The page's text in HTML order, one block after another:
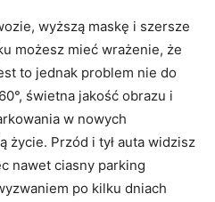
wyższą maskę i szersze
możesz mieć wrażenie, że
to jednak problem nie do
świetna jakość obrazu i
w nowych
życie. Przód i tył auta widzisz
nawet ciasny parking
po kilku dniach